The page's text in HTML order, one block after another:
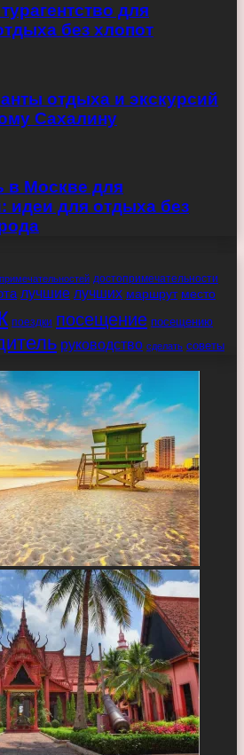
для
без хлопот
отдыха и экскурсий
Сахалину
в Москве для
идеи для отдыха без
достопримечательности
лучшие лучших маршрут место
поездки посещение посещению
руководство сделать советы